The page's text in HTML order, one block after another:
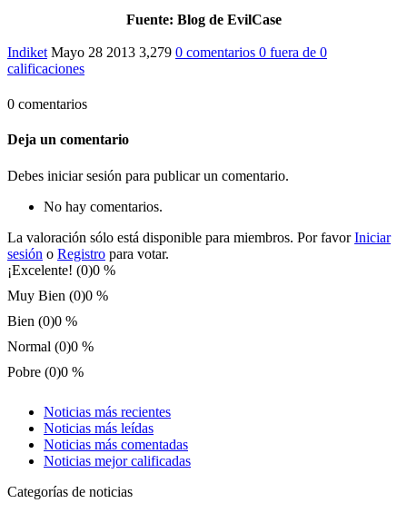
Fuente: Blog de EvilCase
Indiket Mayo 28 2013 3,279 0 comentarios 0 fuera de 0
calificaciones
0 comentarios
Deja un comentario
Debes iniciar sesión para publicar un comentario.
No hay comentarios.
La valoración sólo está disponible para miembros. Por favorIniciar
sesión o Registro para votar.
¡Excelente! (0)0 %
Muy Bien (0)0 %
Bien (0)0 %
Normal (0)0 %
Pobre (0)0 %
Noticias más recientes
Noticias más leídas
Noticias más comentadas
Noticias mejor calificadas
Categorías de noticias